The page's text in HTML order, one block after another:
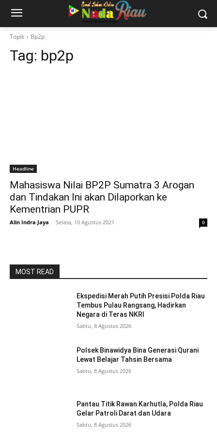
Topik Bp2p
Tag: bp2p
Headline
Mahasiswa Nilai BP2P Sumatra 3 Arogan
dan Tindakan Ini akan Dilaporkan ke
Kementrian PUPR
Alin Indra Jaya - Selasa, 10 Agustus 2021 0
MOST READ
Ekspedisi Merah Putih Presisi Polda Riau
Tembus Pulau Rangsang, Hadirkan
Negara di Teras NKRI
Sabtu, 8 Agustus 2026
Polsek Binawidya Bina Generasi Qurani
Lewat Belajar Tahsin Bersama
Sabtu, 8 Agustus 2026
Pantau Titik Rawan Karhutla, Polda Riau
Gelar Patroli Darat dan Udara
Sabtu, 8 Agustus 2026